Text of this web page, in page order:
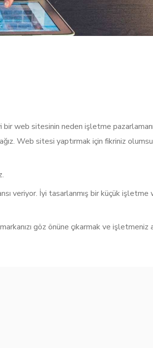
web sitesinin neden işletme
Web sitesi yaptırmak için fikriniz
veriyor. İyi tasarlanmış bir küçük işletme
göz önüne çıkarmak ve işletmeniz